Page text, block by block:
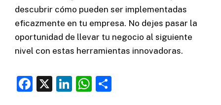
descubrir cómo pueden ser implementadas
eficazmente en tu empresa. No dejes pasar la
oportunidad de llevar tu negocio al siguiente
nivel con estas herramientas innovadoras.
F
X
Li W